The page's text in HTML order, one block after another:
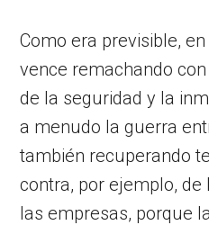
Como era previsible,
vence remachando
de la seguridad y la
a menudo la guerra
también recuperando
contra, por ejemplo,
las empresas, porque